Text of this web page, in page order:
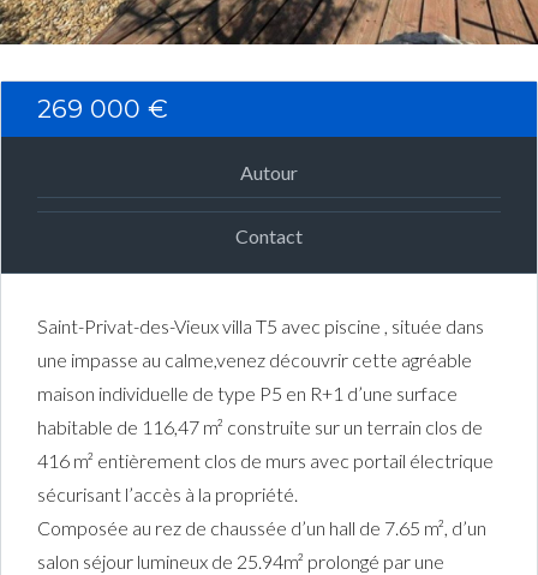
269 000 €
Autour
Contact
Saint-Privat-des-Vieux villa T5 avec piscine , située dans
une impasse au calme,venez découvrir cette agréable
maison individuelle de type P5 en R+1 d’une surface
habitable de 116,47 m² construite sur un terrain clos de
416 m² entièrement clos de murs avec portail électrique
sécurisant l’accès à la propriété.
Composée au rez de chaussée d’un hall de 7.65 m², d’un
salon séjour lumineux de 25.94m² prolongé par une